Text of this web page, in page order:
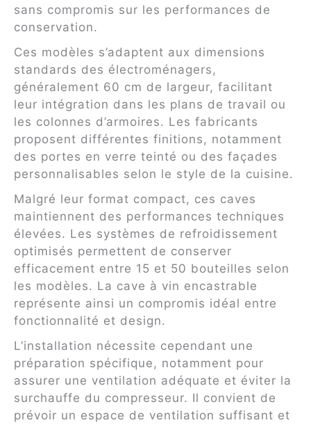
sans compromis sur les performances de
conservation.
Ces modèles s’adaptent aux dimensions
standards des électroménagers,
généralement 60 cm de largeur, facilitant
leur intégration dans les plans de travail ou
les colonnes d’armoires. Les fabricants
proposent différentes finitions, notamment
des portes en verre teinté ou des façades
personnalisables selon le style de la cuisine.
Malgré leur format compact, ces caves
maintiennent des performances techniques
élevées. Les systèmes de refroidissement
optimisés permettent de conserver
efficacement entre 15 et 50 bouteilles selon
les modèles. La cave à vin encastrable
représente ainsi un compromis idéal entre
fonctionnalité et design.
L’installation nécessite cependant une
préparation spécifique, notamment pour
assurer une ventilation adéquate et éviter la
surchauffe du compresseur. Il convient de
prévoir un espace de ventilation suffisant et